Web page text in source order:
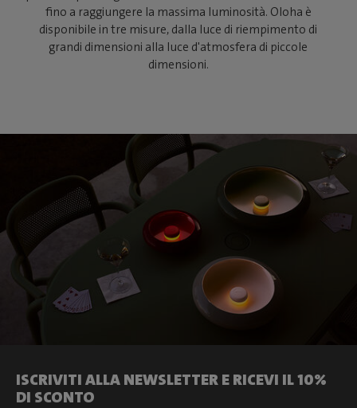
fino a raggiungere la massima luminosità. Oloha è
disponibile in tre misure, dalla luce di riempimento di
grandi dimensioni alla luce d'atmosfera di piccole
dimensioni.
ISCRIVITI ALLA NEWSLETTER E RICEVI IL 10%
DI SCONTO